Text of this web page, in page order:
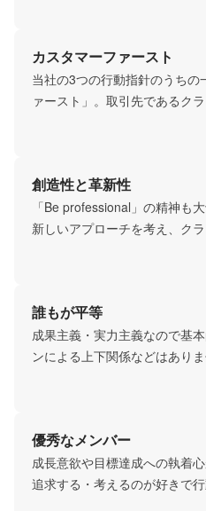
な環境です。
カスタマーファースト
当社の3つの行動指針のうちの
ァースト」。取引先であるク
創造性と革新性
「Be professional」の精神も
新しいアプローチを考え、ク
誰もが平等
成果主義・実力主義なので基
ンによる上下関係などはあり
優秀なメンバー
成長意欲や目標達成への執着
追求する・考えるのが好きで